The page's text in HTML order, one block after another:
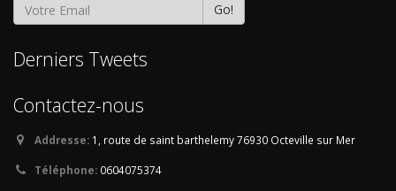
Go!
Derniers Tweets
Contactez-nous
Addresse: 1, route de saint barthelemy76930 Octeville sur Mer
Téléphone: 0604075374